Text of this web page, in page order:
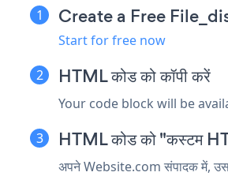
Create a Free
Start for free now
HTML कोड को कॉपी करें
Your code block will be
HTML कोड को "कस्टम
अपने Website.com संपादक में, उस